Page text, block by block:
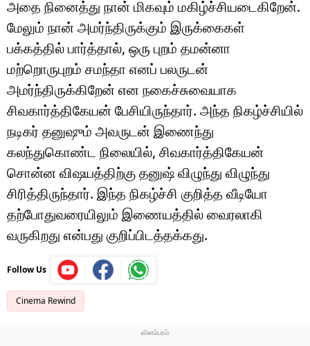
அதை நினைத்து நான் மிகவும் மகிழ்ச்சியடைகிறேன்.
மேலும் நான் அமர்ந்திருக்கும் இருக்கைகள்
பக்கத்தில் பார்த்தால், ஒரு புறம் தமன்னா
மற்றொருபுறம் சமந்தா எனப் பலருடன்
அமர்ந்திருக்கிறேன் என நகைச்சுவையாக
சிவகார்த்திகேயன் பேசியிருந்தார். அந்த நிகழ்ச்சியில்
நடிகர் தனுஷும் அவருடன் இணைந்து
கலந்துகொண்ட நிலையில், சிவகார்த்திகேயன்
சொன்ன விஷயத்திற்கு தனுஷ் விழுந்து விழுந்து
சிரித்திருந்தார். இந்த நிகழ்ச்சி குறித்த வீடியோ
தற்போதுவரையிலும் இணையத்தில் வைரலாகி
வருகிறது என்பது குறிப்பிடத்தக்கது.
Follow Us
Cinema Rewind